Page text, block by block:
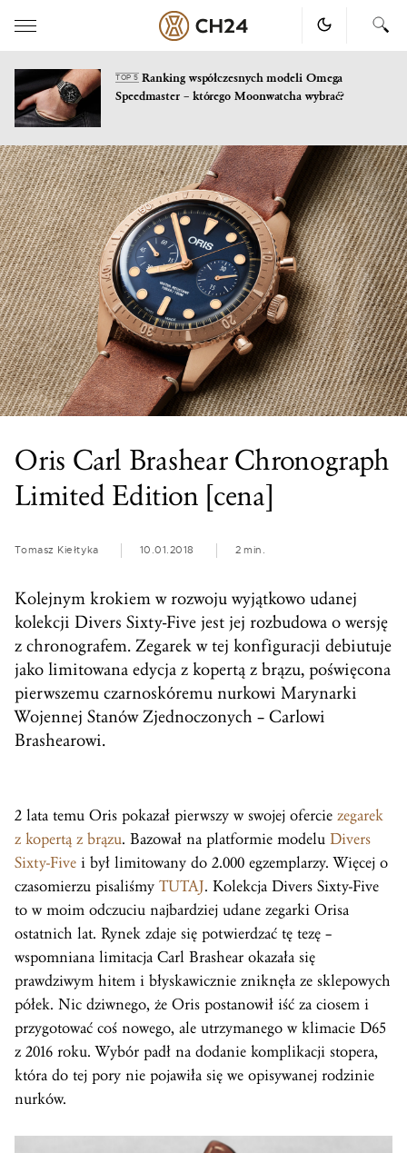
Skip
to
content
TOP 5Ranking współczesnych modeli Omega
Speedmaster – którego Moonwatcha wybrać?
Oris Carl Brashear Chronograph
Limited Edition [cena]
Tomasz Kiełtyka 10.01.2018 2 min.
Kolejnym krokiem w rozwoju wyjątkowo udanej
kolekcji Divers Sixty-Five jest jej rozbudowa o wersję
z chronografem. Zegarek w tej konfiguracji debiutuje
jako limitowana edycja z kopertą z brązu, poświęcona
pierwszemu czarnoskóremu nurkowi Marynarki
Wojennej Stanów Zjednoczonych – Carlowi
Brashearowi.
2 lata temu Oris pokazał pierwszy w swojej ofercie zegarek
z kopertą z brązu. Bazował na platformie modelu Divers
Sixty-Five i był limitowany do 2.000 egzemplarzy. Więcej o
czasomierzu pisaliśmy TUTAJ. Kolekcja Divers Sixty-Five
to w moim odczuciu najbardziej udane zegarki Orisa
ostatnich lat. Rynek zdaje się potwierdzać tę tezę –
wspomniana limitacja Carl Brashear okazała się
prawdziwym hitem i błyskawicznie zniknęła ze sklepowych
półek. Nic dziwnego, że Oris postanowił iść za ciosem i
przygotować coś nowego, ale utrzymanego w klimacie D65
z 2016 roku. Wybór padł na dodanie komplikacji stopera,
która do tej pory nie pojawiła się we opisywanej rodzinie
nurków.